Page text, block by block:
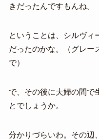
きだったんですもんね。
ということは、シルヴィ
だったのかな。（グレー
で）
で、その後に夫婦の間で
とでしょうか。
分かりづらいわ。その辺